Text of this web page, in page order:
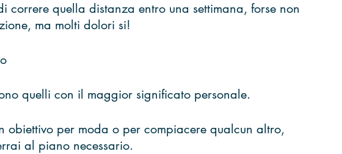
correre quella distanza entro una settimana, forse non
ma molti dolori si!
quelli con il maggior significato personale.
obiettivo per moda o per compiacere qualcun altro,
al piano necessario.